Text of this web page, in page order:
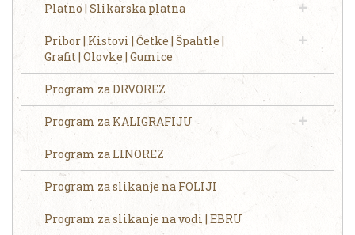
Platno | Slikarska platna
Pribor | Kistovi | Četke | Špahtle |
Grafit | Olovke | Gumice
Program za DRVOREZ
Program za KALIGRAFIJU
Program za LINOREZ
Program za slikanje na FOLIJI
Program za slikanje na vodi | EBRU